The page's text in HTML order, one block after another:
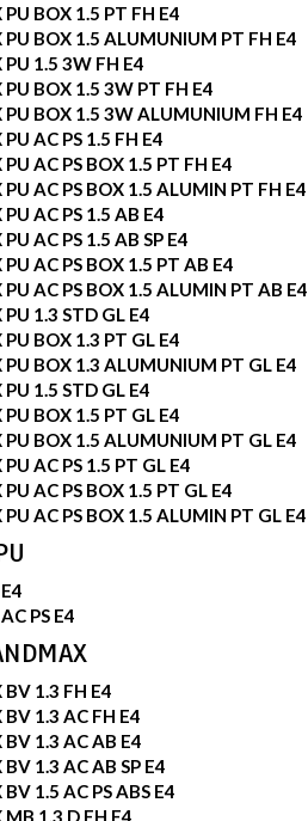
BOX 1.5 PT FH E4
PU BOX 1.5 ALUMUNIUM PT FH E4
1.5 3W FH E4
BOX 1.5 3W PT FH E4
PU BOX 1.5 3W ALUMUNIUM FH E4
AC PS 1.5 FH E4
AC PS BOX 1.5 PT FH E4
AC PS BOX 1.5 ALUMIN PT FH E4
AC PS 1.5 AB E4
AC PS 1.5 AB SP E4
AC PS BOX 1.5 PT AB E4
AC PS BOX 1.5 ALUMIN PT AB E4
1.3 STD GL E4
BOX 1.3 PT GL E4
PU BOX 1.3 ALUMUNIUM PT GL E4
1.5 STD GL E4
BOX 1.5 PT GL E4
PU BOX 1.5 ALUMUNIUM PT GL E4
AC PS 1.5 PT GL E4
AC PS BOX 1.5 PT GL E4
AC PS BOX 1.5 ALUMIN PT GL E4
PS E4
1.3 FH E4
1.3 AC FH E4
1.3 AC AB E4
1.3 AC AB SP E4
1.5 AC PS ABS E4
1.3 D FH E4